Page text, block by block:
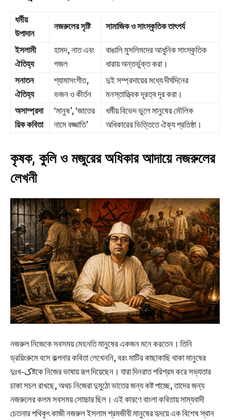
ধর্মীয়
উপাদান
নজরুলের সৃষ্টি সামাজিক ও সাংস্কৃতিক তাৎপর্য
ইসলামী
ঐতিহ্য
হামদ, নাত এবং
গজল
বাঙালি মুসলিমদের আধুনিক সাংস্কৃতিক
ধারায় অন্তর্ভুক্ত করা।
সনাতন
ঐতিহ্য
শ্যামাসংগীত,
ভজন ও কীর্তন
দুই সম্প্রদায়ের মধ্যে দীর্ঘদিনের
মনস্তাত্ত্বিক দূরত্ব দূর করা।
অসাম্প্রদা
য়িক কবিতা
‘মানুষ’, ‘জাতের
নামে বজ্জাতি’
ধর্মীয় বিভেদ ভুলে মানুষের মৌলিক
অধিকারের ভিত্তিতে ঐক্য প্রতিষ্ঠা।
কৃষক, কুলি ও মজুরের অধিকার আদায়ে নজরুলের
লেখনী
নজরুল নিজেকে সবসময় মেহনতি মানুষের একজন মনে করতেন। তিনি
ড্রয়িংরুমে বসে কল্পনার কবিতা লেখেননি, বরং মাটির কাছাকাছি থাকা মানুষের
দুঃখ-کষ্টকে নিজের ভাষায় রূপ দিয়েছেন। যারা দিনরাত পরিশ্রম করে সভ্যতার
চাকা সচল রাখছে, অথচ নিজেরা দুমুঠো ভাতের জন্য কষ্ট পাচ্ছে, তাদের জন্য
নজরুলের কলম সবসময় সোচ্চার ছিল। এই কারণে বাংলা কবিতায় সাম্যবাদী
চেতনার পথিকৃৎ কাজী নজরুল ইসলাম শ্রমজীবী মানুষের হৃদয়ে এক বিশেষ স্থান